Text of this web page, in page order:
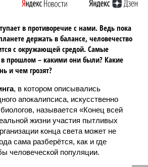
в противоречие с нами. Ведь пока
держать в балансе, человечество
с окружающей средой. Самые
прошлом – какими они были? Какие
и чем грозят?
, в котором описывались
апокалипсиса, искусственно
называется «Конец всей
жизни участия пытливых
конца света может не
сама разберётся, как и где
человеческой популяции.